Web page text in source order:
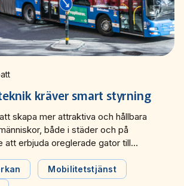
kräver smart styrning
skapa mer attraktiva och hållbara
både i städer och på
att erbjuda oreglerade gator till
i Dagens industri, som svar
Robotaxis rullar redan i amerikanska
Mobilitetstjänst